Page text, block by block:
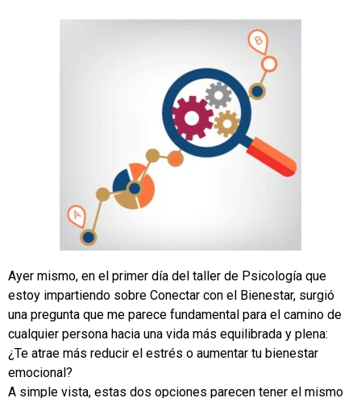
Ayer mismo, en el primer día del taller de Psicología que
estoy impartiendo sobre Conectar con el Bienestar, surgió
una pregunta que me parece fundamental para el camino de
cualquier persona hacia una vida más equilibrada y plena:
¿Te atrae más reducir el estrés o aumentar tu bienestar
emocional?
A simple vista, estas dos opciones parecen tener el mismo